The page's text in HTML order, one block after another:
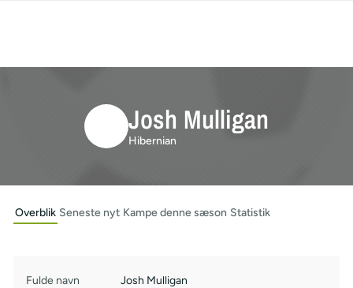
Josh Mulligan
Hibernian
Overblik Seneste nyt Kampe denne sæson Statistik
Fulde navn
Josh Mulligan